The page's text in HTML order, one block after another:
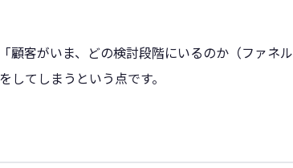
顧客がいま、どの検討段階にいるのか（ファネル
てしまうという点です。